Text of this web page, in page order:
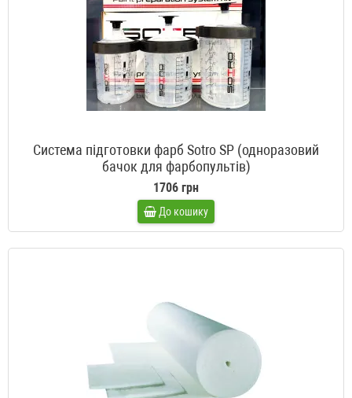
Система підготовки фарб Sotro SP (одноразовий
бачок для фарбопультів)
1706 грн
До кошику